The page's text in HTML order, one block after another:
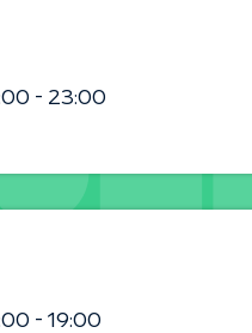
- 23:00
- 19:00